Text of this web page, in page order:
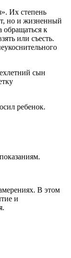
Их степень
но и жизненный
к
или съесть.
сын
ребенок.
В этом
и